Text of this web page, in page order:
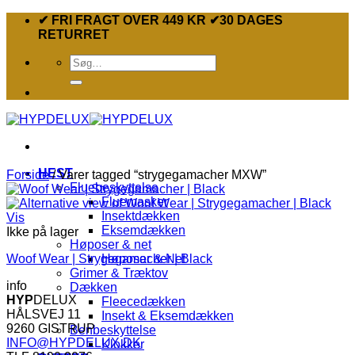
Fortsæt✔ FRI FRAGT OVER 449 KR ✔30 DAGES
RETURRET
Søg
efter:
HEST
Fluebeskyttelse
Fluemasker
Insektdækken
Eksemdækken
Høposer & net
Høposer & Net
Grimer & Træktov
Dækken
Fleecedækken
Insekt & Eksemdækken
Benbeskyttelse
Klokker
Forside /Varer tagged “strygegamacher MXW”
Vis
Ikke på lager
Woof Wear | Strygegamacher | Black
info
HYPDELUX
HÅLSVEJ 11
9260 GISTRUP
INFO@HYPDELUX.DK